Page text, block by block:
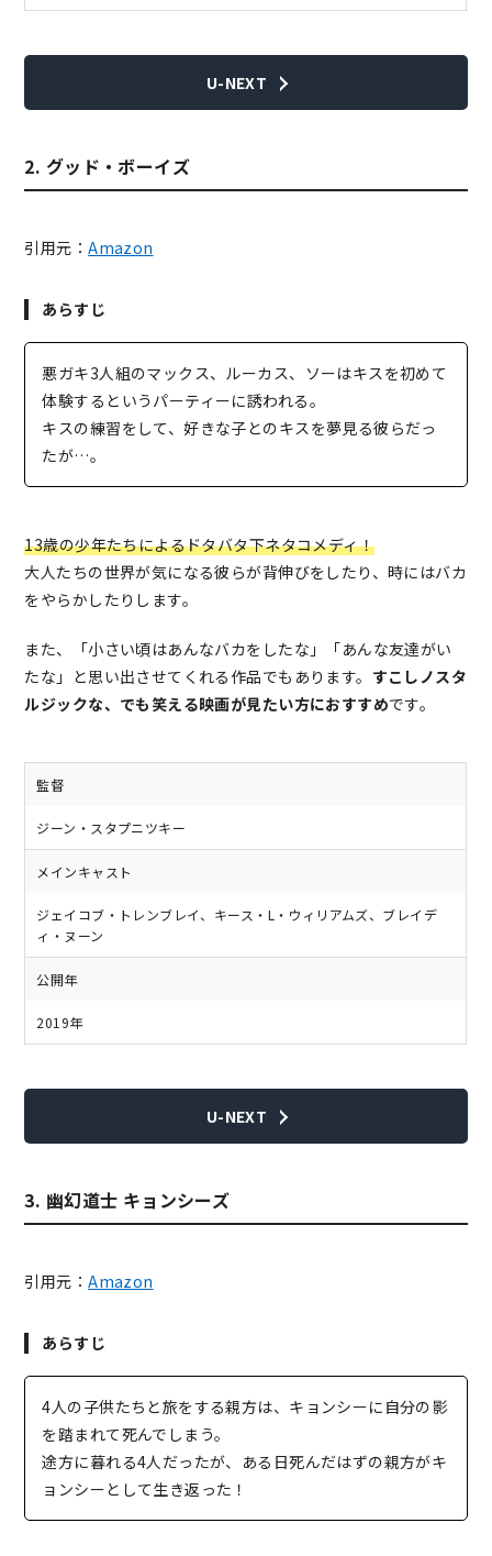
U-NEXT
2. グッド・ボーイズ
引用元：Amazon
あらすじ
悪ガキ3人組のマックス、ルーカス、ソーはキスを初めて
体験するというパーティーに誘われる。
キスの練習をして、好きな子とのキスを夢見る彼らだっ
たが…。
13歳の少年たちによるドタバタ下ネタコメディ！
大人たちの世界が気になる彼らが背伸びをしたり、時にはバカ
をやらかしたりします。
また、「小さい頃はあんなバカをしたな」「あんな友達がい
たな」と思い出させてくれる作品でもあります。 すこしノスタ
ルジックな、でも笑える映画が見たい方におすすめです。
監督
ジーン・スタプニツキー
メインキャスト
ジェイコブ・トレンブレイ、キース・L・ウィリアムズ、ブレイデ
ィ・ヌーン
公開年
2019年
U-NEXT
3. 幽幻道士 キョンシーズ
引用元：Amazon
あらすじ
4人の子供たちと旅をする親方は、キョンシーに自分の影
を踏まれて死んでしまう。
途方に暮れる4人だったが、ある日死んだはずの親方がキ
ョンシーとして生き返った！